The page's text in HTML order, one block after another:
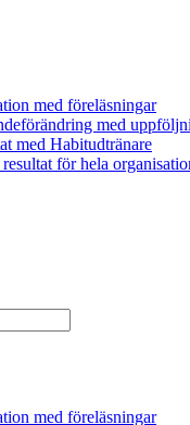
med föreläsningar
med
med Habitudtränare
resultat för hela
med föreläsningar